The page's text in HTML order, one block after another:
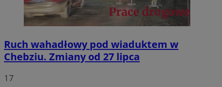
Ruch wahadłowy pod wiaduktem w
Chebziu. Zmiany od 27 lipca
17